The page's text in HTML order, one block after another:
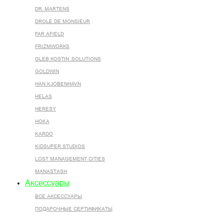
DR. MARTENS
DROLE DE MONSIEUR
FAR AFIELD
FRIZMWORKS
GLEB KOSTIN .SOLUTIONS
GOLDWIN
HAN KJOBENHAVN
HELAS
HERESY
HOKA
KARDO
KIDSUPER STUDIOS
LOST MANAGEMENT CITIES
MANASTASH
Аксессуары
ВСЕ AКСЕССУАРЫ
ПОДАРОЧНЫЕ СЕРТИФИКАТЫ